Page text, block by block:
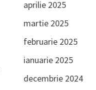
aprilie 2025
martie 2025
februarie 2025
ianuarie 2025
decembrie 2024